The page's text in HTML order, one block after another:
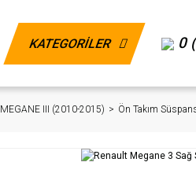
KATEGORİLER 0
MEGANE III (2010-2015) Ön Takım